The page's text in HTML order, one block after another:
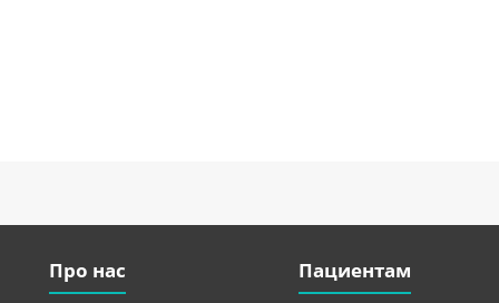
Про нас Пациентам